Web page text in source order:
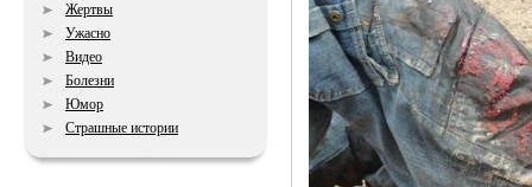
Жертвы
Ужасно
Видео
Болезни
Юмор
Страшные истории